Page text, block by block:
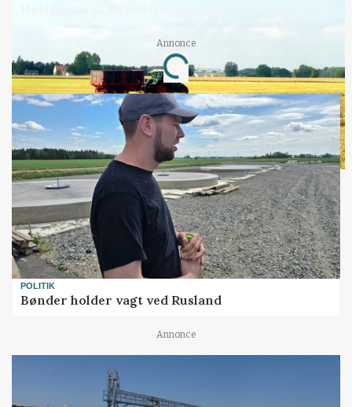
Annonce
Loading...
POLITIK
Bønder holder vagt ved Rusland
Annonce